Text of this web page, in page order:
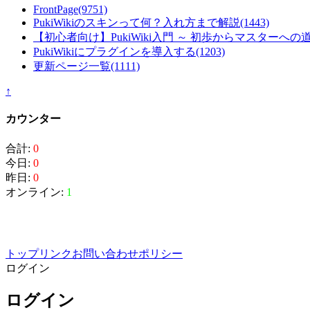
FrontPage(9751)
PukiWikiのスキンって何？入れ方まで解説(1443)
【初心者向け】PukiWiki入門 ～ 初歩からマスターへの
PukiWikiにプラグインを導入する(1203)
更新ページ一覧(1111)
↑
カウンター
合計: 0
今日: 0
昨日: 0
オンライン: 1
トップリンクお問い合わせポリシー
ログイン
ログイン